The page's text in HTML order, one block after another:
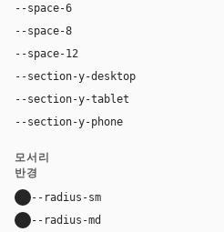
--space-6
--space-8
--space-12
--section-y-desktop
--section-y-tablet
--section-y-phone
모서리
반경
--radius-sm
--radius-md